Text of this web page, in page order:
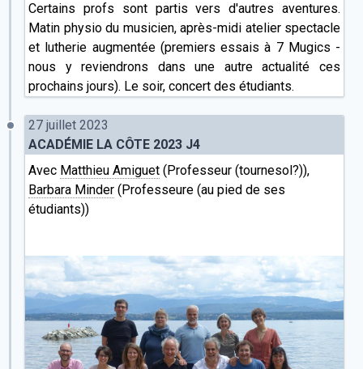
Certains profs sont partis vers d'autres aventures.
Matin physio du musicien, après-midi atelier spectacle
et lutherie augmentée (premiers essais à 7 Mugics -
nous y reviendrons dans une autre actualité ces
prochains jours). Le soir, concert des étudiants.
27 juillet 2023
ACADÉMIE LA CÔTE 2023 J4
Avec Matthieu Amiguet (Professeur (tournesol?)),
Barbara Minder (Professeure (au pied de ses
étudiants))